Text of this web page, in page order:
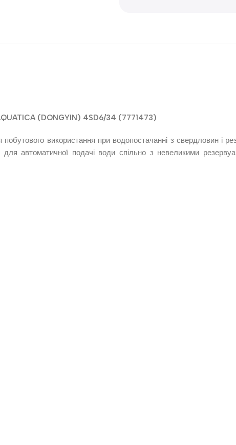
(DONGYIN) 4SD6/34 (7771473)
використання при водопостачанні з свердловин і
автоматичної подачі води спільно з невеликими